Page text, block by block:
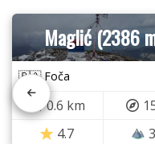
Maglić (2386
🇧🇦 Foča
0.6 km
4.7